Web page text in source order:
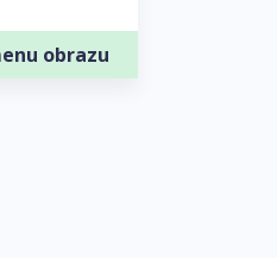
obrazu